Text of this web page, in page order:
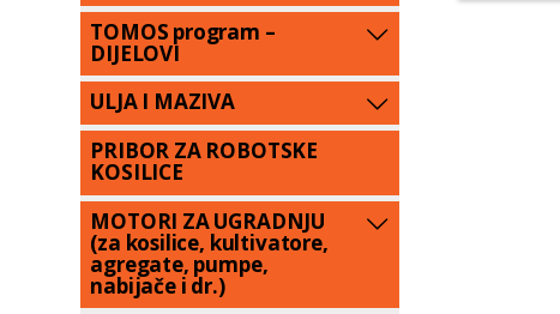
TOMOS program –
DIJELOVI
ULJA I MAZIVA
PRIBOR ZA ROBOTSKE
KOSILICE
MOTORI ZA UGRADNJU
(za kosilice, kultivatore,
agregate, pumpe,
nabijače i dr.)